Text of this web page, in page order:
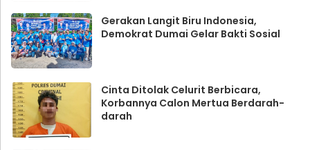
Gerakan Langit Biru Indonesia,
Demokrat Dumai Gelar Bakti Sosial
Cinta Ditolak Celurit Berbicara,
Korbannya Calon Mertua Berdarah-
darah